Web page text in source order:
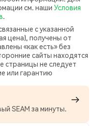
см. наши Условия
.
с указанной
цена), получены от
«как есть» без
сайты находятся
страницы не следует
или гарантию
SEAM за минуты.